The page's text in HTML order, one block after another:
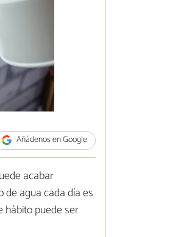
Añádenos en Google
acabar
agua cada día es
hábito puede ser